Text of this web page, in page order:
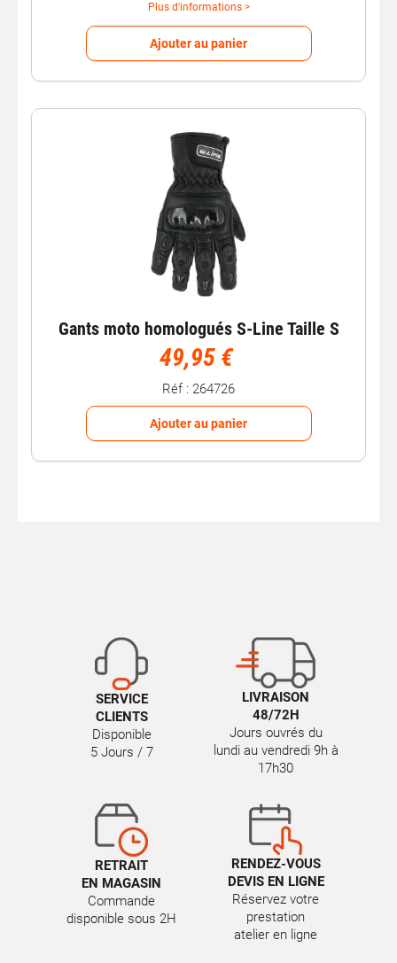
Plus d'informations >
Ajouter au panier
Gants moto homologués S-Line Taille S
49,95 €
Réf : 264726
Ajouter au panier
SERVICE
CLIENTS
Disponible
5 Jours / 7
LIVRAISON
48/72H
Jours ouvrés du
lundi au vendredi 9h à
17h30
RETRAIT
EN MAGASIN
Commande
disponible sous 2H
RENDEZ-VOUS
DEVIS EN LIGNE
Réservez votre
prestation
atelier en ligne